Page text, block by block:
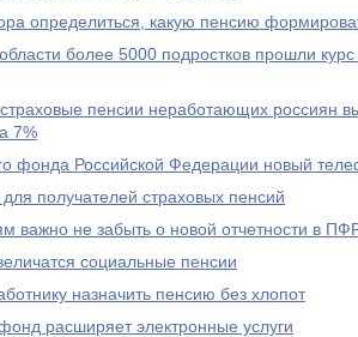
определиться, какую пенсию
более 5000 подростков прошли
пенсии неработающих россиян
7%
фонда Российской Федерации новый
получателей страховых пенсий
важно не забыть о новой отчетности в
социальные пенсии
назначить пенсию без хлопот
расширяет электронные услуги